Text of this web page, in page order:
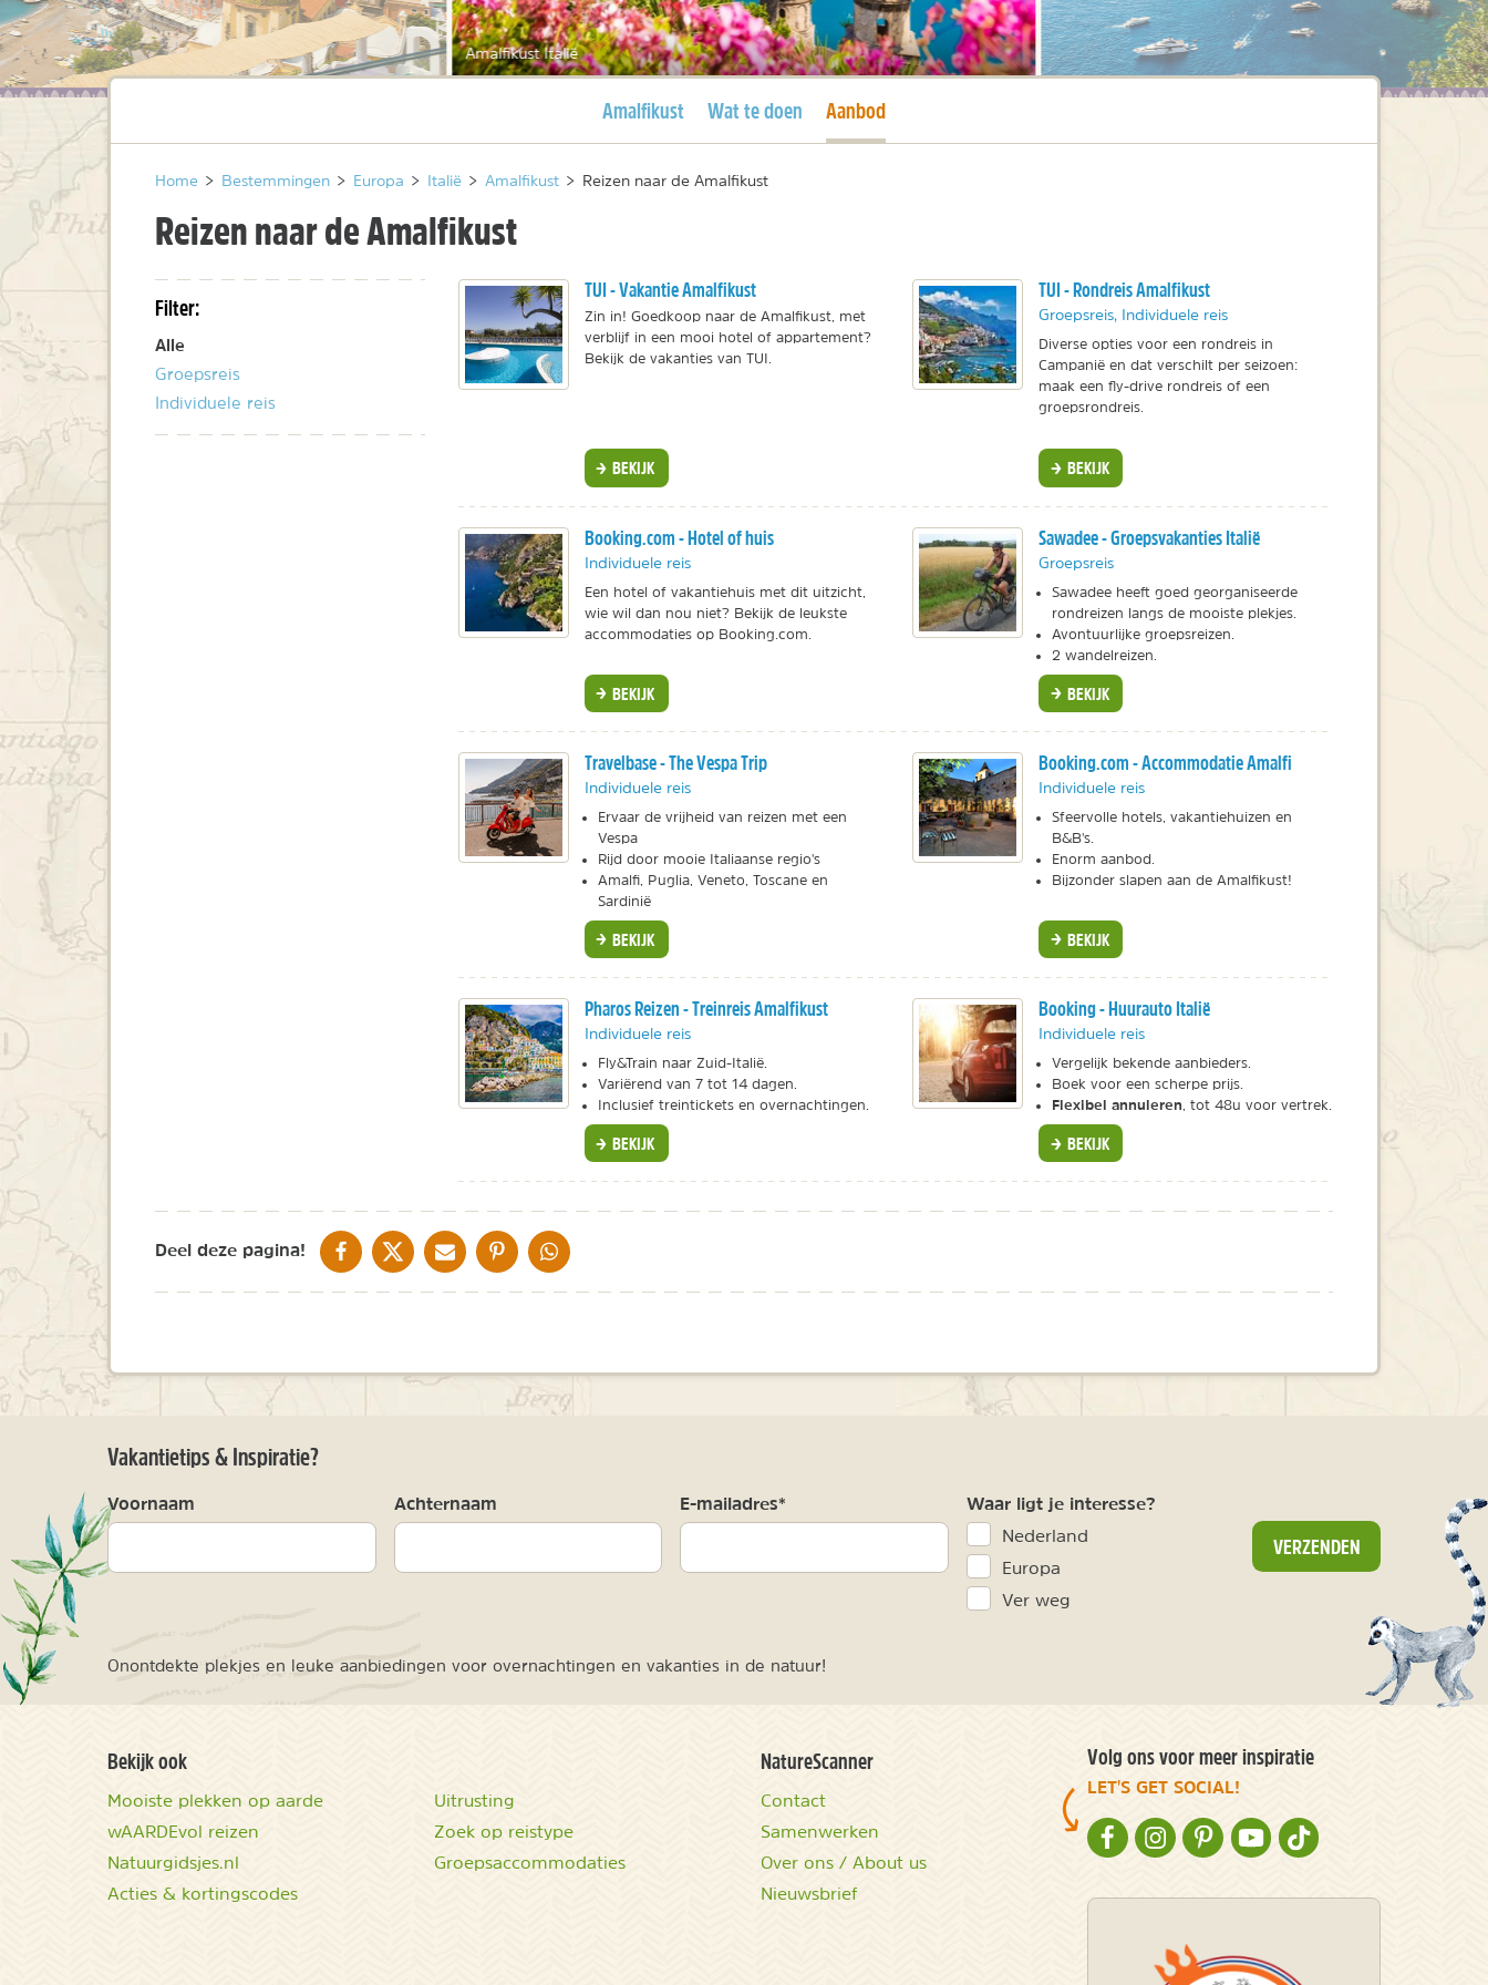
Amalfikust Italië
Huidige pagina
Amalfikust Wat te doen Huidige pagina
Aanbod
Home > Bestemmingen > Europa > Italië > Amalfikust > Reizen naar de Amalfikust
Reizen naar de Amalfikust
Filter:
Alle
Groepsreis
Individuele reis
TUI - Vakantie Amalfikust
Zin in! Goedkoop naar de Amalfikust, met
verblijf in een mooi hotel of appartement?
Bekijk de vakanties van TUI.
BEKIJK
TUI - Rondreis Amalfikust
Groepsreis, Individuele reis
Diverse opties voor een rondreis in
Campanië en dat verschilt per seizoen:
maak een fly-drive rondreis of een
groepsrondreis.
BEKIJK
Booking.com - Hotel of huis
Individuele reis
Een hotel of vakantiehuis met dit uitzicht,
wie wil dan nou niet? Bekijk de leukste
accommodaties op Booking.com.
BEKIJK
Sawadee - Groepsvakanties Italië
Groepsreis
Sawadee heeft goed georganiseerde
rondreizen langs de mooiste plekjes.
Avontuurlijke groepsreizen.
2 wandelreizen.
BEKIJK
Travelbase - The Vespa Trip
Individuele reis
Ervaar de vrijheid van reizen met een
Vespa
Rijd door mooie Italiaanse regio's
Amalfi, Puglia, Veneto, Toscane en
Sardinië
BEKIJK
Booking.com - Accommodatie Amalfi
Individuele reis
Sfeervolle hotels, vakantiehuizen en
B&B's.
Enorm aanbod.
Bijzonder slapen aan de Amalfikust!
BEKIJK
Pharos Reizen - Treinreis Amalfikust
Individuele reis
Fly&Train naar Zuid-Italië.
Variërend van 7 tot 14 dagen.
Inclusief treintickets en overnachtingen.
BEKIJK
Booking - Huurauto Italië
Individuele reis
Vergelijk bekende aanbieders.
Boek voor een scherpe prijs.
Flexibel annuleren , tot 48u voor vertrek.
BEKIJK
Deel deze pagina! DELEN OP FACEBOOK
DELEN OP XDELEN VIA DE MAIL
DELEN OP PINTEREST
DELEN OP WHATSAPP
Vakantietips & Inspiratie?
Voornaam Achternaam E-mailadres* Waar ligt je interesse?
Nederland
Europa
Ver weg
VERZENDEN
Onontdekte plekjes en leuke aanbiedingen voor overnachtingen en vakanties in de natuur!
Bekijk ook
Mooiste plekken op aarde
wAARDEvol reizen
Natuurgidsjes.nl
Acties & kortingscodes
Uitrusting
Zoek op reistype
Groepsaccommodaties
NatureScanner
Contact
Samenwerken
Over ons / About us
Nieuwsbrief
Volg ons voor meer inspiratie
LET'S GET SOCIAL!
NATURESCANNER OP FACEBOOK
NATURESCANNER OP INSTAGRAM
NATURESCANNER OP PINTEREST
NATURESCANNER OP YOUTUBE
NATURESCANNER OP